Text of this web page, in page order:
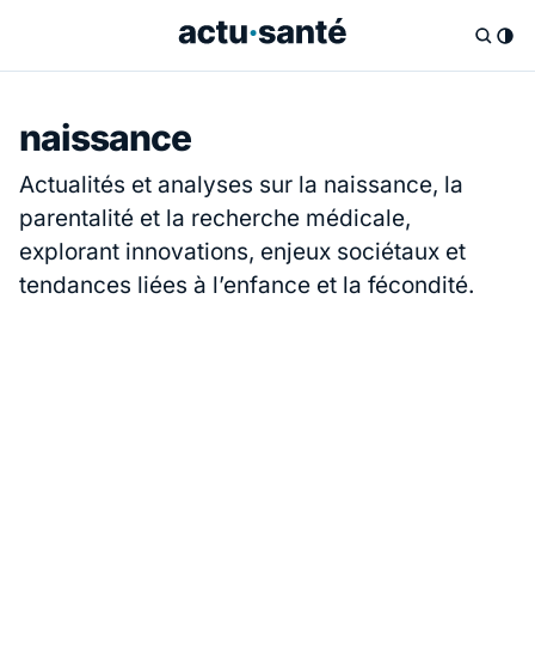
naissance
Actualités et analyses sur la naissance, la
parentalité et la recherche médicale,
explorant innovations, enjeux sociétaux et
tendances liées à l’enfance et la fécondité.